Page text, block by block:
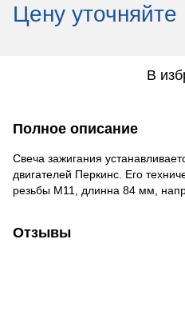
Цену уточняйте
В
Полное описание
Свеча зажигания
двигателей Перкинс. Его
резьбы М11, длинна 84 мм,
Отзывы